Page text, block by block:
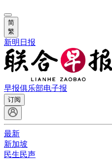
简
繁
新明日报
早报俱乐部电子报
订阅
最新
新加坡
民生民声